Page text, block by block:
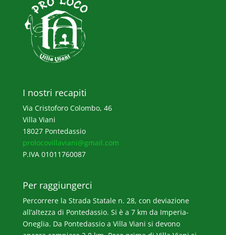
I nostri recapiti
Via Cristoforo Colombo, 46
Villa Viani
18027 Pontedassio
prolocovillaviani@gmail.com
P.IVA 01011760087
Per raggiungerci
Percorrere la Strada Statale n. 28, con deviazione
all’altezza di Pontedassio. Si è a 7 km da Imperia-
Oneglia. Da Pontedassio a Villa Viani si devono